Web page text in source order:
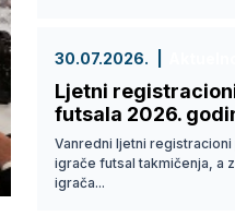
30.07.2026.
Ljetni
futsala 2026.
Vanredni ljetni
igrače futsal takmičenja, a
igrača...